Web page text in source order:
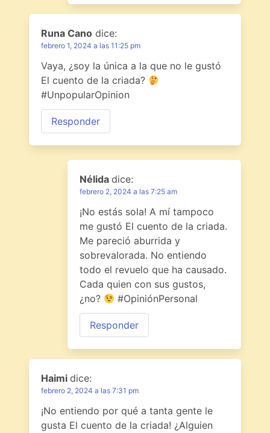
Runa Cano dice:
febrero 1, 2024 a las 11:25 pm
Vaya, ¿soy la única a la que no le gustó
El cuento de la criada?
#UnpopularOpinion
Responder
Nélida dice:
febrero 2, 2024 a las 7:25 am
¡No estás sola! A mí tampoco
me gustó El cuento de la criada.
Me pareció aburrida y
sobrevalorada. No entiendo
todo el revuelo que ha causado.
Cada quien con sus gustos,
¿no?
#OpiniónPersonal
Responder
Haimi dice:
febrero 2, 2024 a las 7:31 pm
¡No entiendo por qué a tanta gente le
gusta El cuento de la criada! ¿Alguien